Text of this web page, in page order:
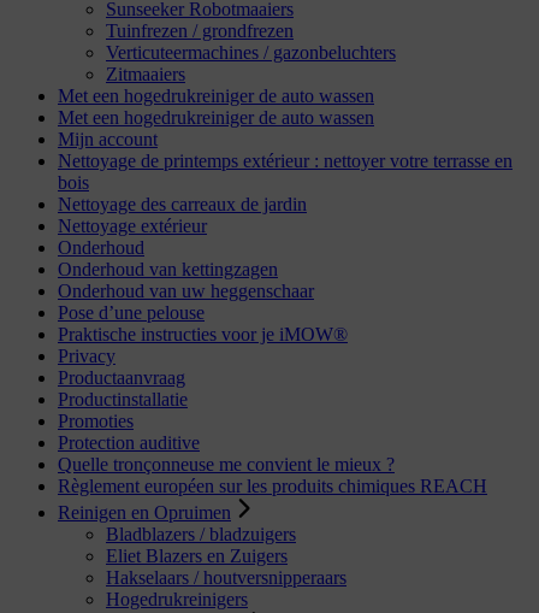
Sunseeker Robotmaaiers
Tuinfrezen / grondfrezen
Verticuteermachines / gazonbeluchters
Zitmaaiers
Met een hogedrukreiniger de auto wassen
Met een hogedrukreiniger de auto wassen
Mijn account
Nettoyage de printemps extérieur : nettoyer votre terrasse en
bois
Nettoyage des carreaux de jardin
Nettoyage extérieur
Onderhoud
Onderhoud van kettingzagen
Onderhoud van uw heggenschaar
Pose d’une pelouse
Praktische instructies voor je iMOW®
Privacy
Productaanvraag
Productinstallatie
Promoties
Protection auditive
Quelle tronçonneuse me convient le mieux ?
Règlement européen sur les produits chimiques REACH
Reinigen en Opruimen
Bladblazers / bladzuigers
Eliet Blazers en Zuigers
Hakselaars / houtversnipperaars
Hogedrukreinigers